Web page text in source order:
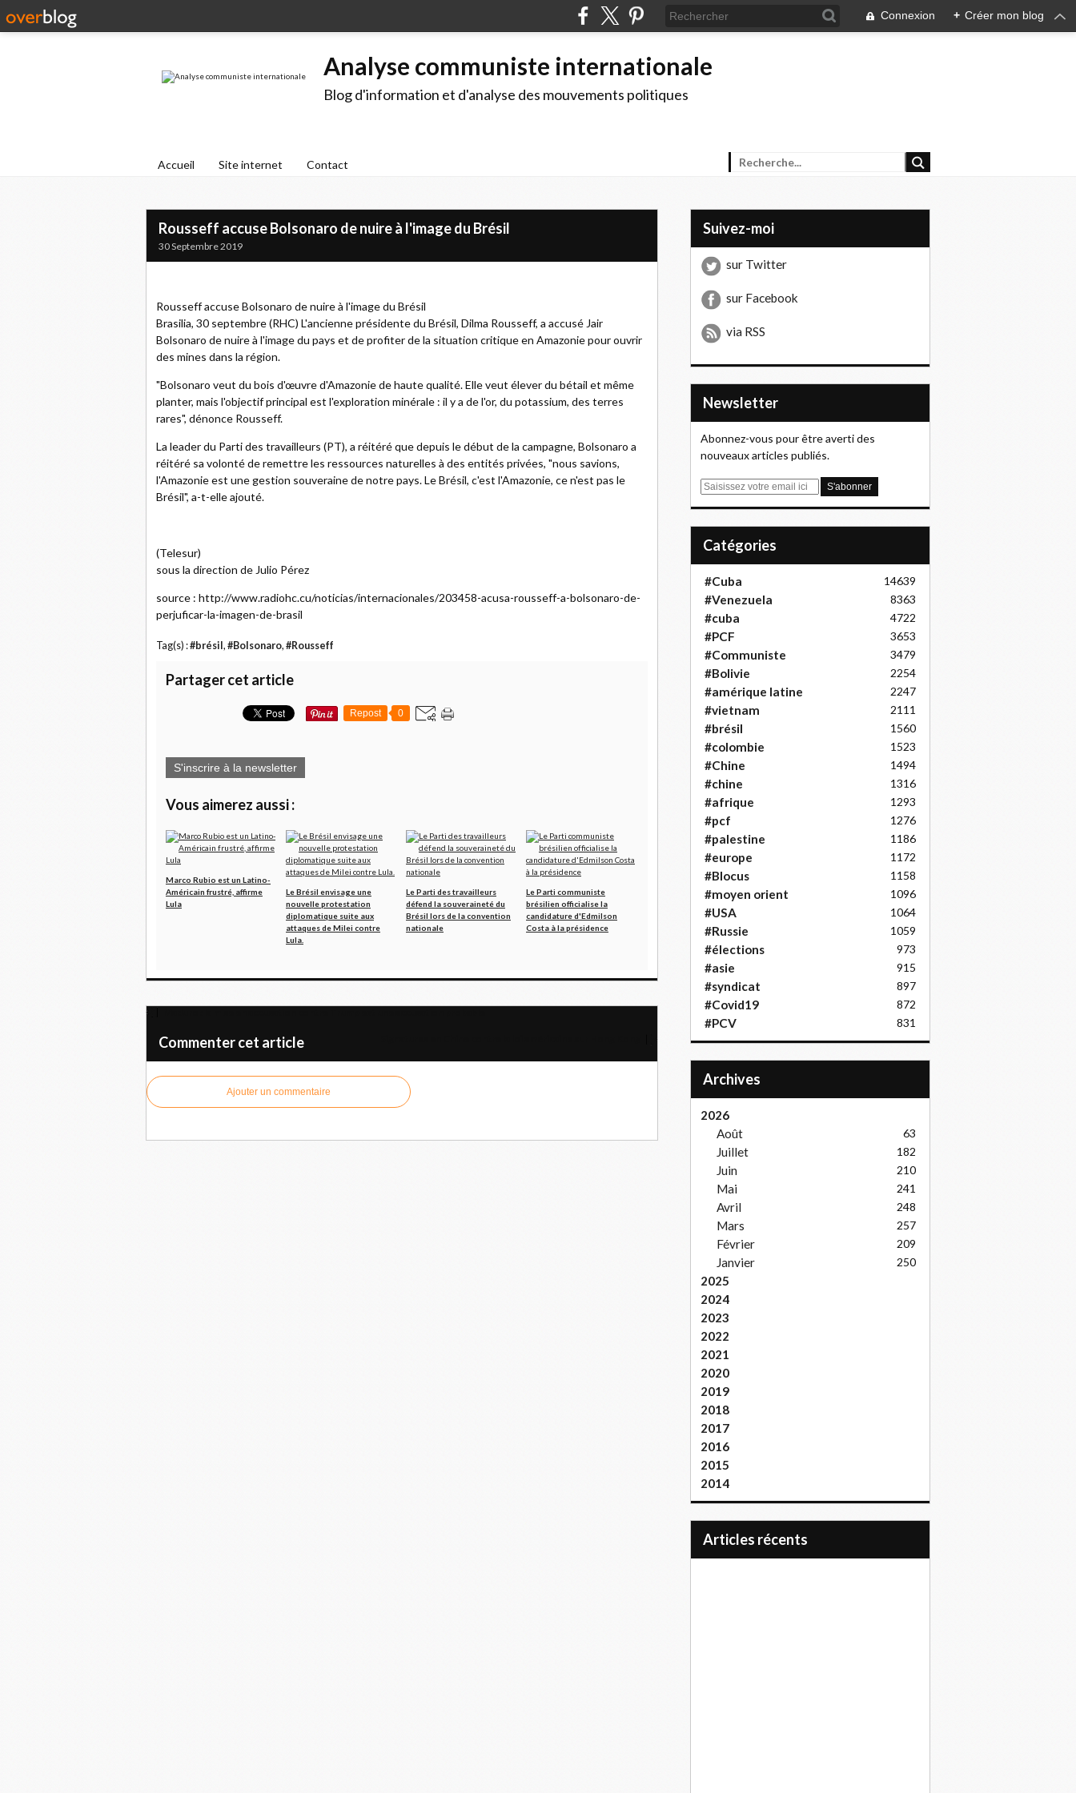
Connexion + Créer mon blog
Analyse communiste internationale
Blog d'information et d'analyse des mouvements politiques
Accueil Site internet Contact
Rousseff accuse Bolsonaro de nuire à l'image du Brésil
30 Septembre 2019
Rousseff accuse Bolsonaro de nuire à l'image du Brésil
Brasilia, 30 septembre (RHC) L'ancienne présidente du Brésil, Dilma Rousseff, a accusé Jair
Bolsonaro de nuire à l'image du pays et de profiter de la situation critique en Amazonie pour ouvrir
des mines dans la région.
"Bolsonaro veut du bois d'œuvre d'Amazonie de haute qualité. Elle veut élever du bétail et même
planter, mais l'objectif principal est l'exploration minérale : il y a de l'or, du potassium, des terres
rares", dénonce Rousseff.
La leader du Parti des travailleurs (PT), a réitéré que depuis le début de la campagne, Bolsonaro a
réitéré sa volonté de remettre les ressources naturelles à des entités privées, "nous savions,
l'Amazonie est une gestion souveraine de notre pays. Le Brésil, c'est l'Amazonie, ce n'est pas le
Brésil", a-t-elle ajouté.
(Telesur)
sous la direction de Julio Pérez
source : http://www.radiohc.cu/noticias/internacionales/203458-acusa-rousseff-a-bolsonaro-de-
perjuficar-la-imagen-de-brasil
Tag(s) :#brésil , #Bolsonaro, #Rousseff
Partager cet article
Repost 0
S'inscrire à la newsletter
Vous aimerez aussi :
Marco Rubio est un Latino-
Américain frustré, affirme
Lula
Le Brésil envisage une
nouvelle protestation
diplomatique suite aux
attaques de Milei contre
Lula.
Le Parti des travailleurs
défend la souveraineté du
Brésil lors de la convention
nationale
Le Parti communiste
brésilien officialise la
candidature d'Edmilson
Costa à la présidence
Commenter cet article
Ajouter un commentaire
Suivez-moi
sur Twitter
sur Facebook
via RSS
Newsletter
Abonnez-vous pour être averti des
nouveaux articles publiés.
E
Catégories
#Cuba 14639
#Venezuela 8363
#cuba 4722
#PCF 3653
#Communiste 3479
#Bolivie 2254
#amérique latine 2247
#vietnam 2111
#brésil 1560
#colombie 1523
#Chine 1494
#chine 1316
#afrique 1293
#pcf 1276
#palestine 1186
#europe 1172
#Blocus 1158
#moyen orient 1096
#USA 1064
#Russie 1059
#élections 973
#asie 915
#syndicat 897
#Covid19 872
#PCV 831
Archives
2026
Août
63
Juillet 182
Juin 210
Mai 241
Avril 248
Mars 257
Février 209
Janvier 250
2025
2024
2023
2022
2021
2020
2019
2018
2017
2016
2015
2014
articles récents